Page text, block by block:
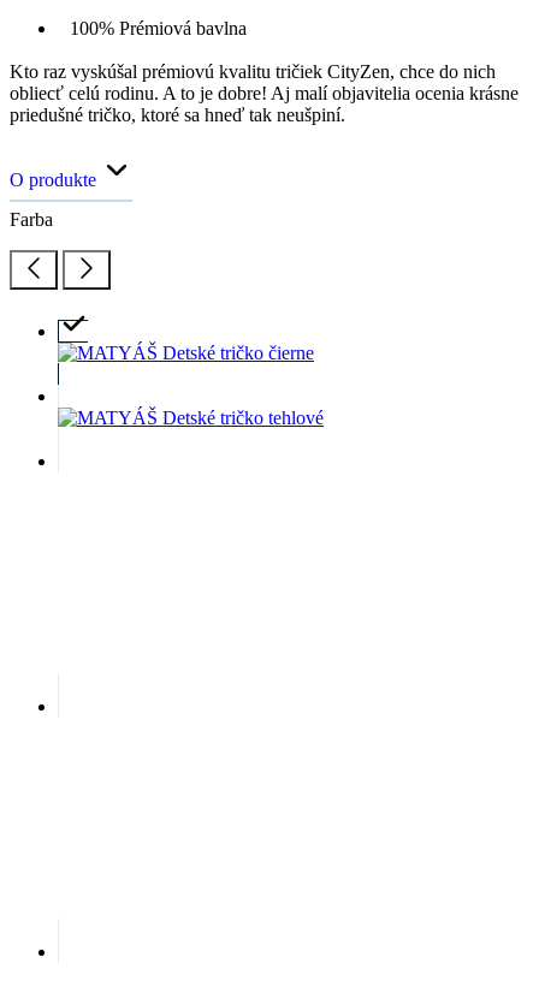
100% Prémiová bavlna
Kto raz vyskúšal prémiovú kvalitu tričiek CityZen, chce do nich
obliecť celú rodinu. A to je dobre! Aj malí objavitelia ocenia krásne
priedušné tričko, ktoré sa hneď tak neušpiní.
O produkte
Farba